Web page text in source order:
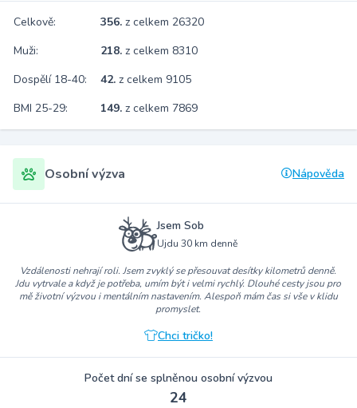
Celkově: 356. z celkem 26320
Muži:
218. z celkem 8310
Dospělí 18-40:
42. z celkem 9105
BMI 25-29:
149. z celkem 7869
Osobní výzva Nápověda
Jsem Sob
Ujdu 30 km denně
Vzdálenosti nehrají roli. Jsem zvyklý se přesouvat desítky kilometrů denně.
Jdu vytrvale a když je potřeba, umím být i velmi rychlý. Dlouhé cesty jsou pro
mě životní výzvou i mentálním nastavením. Alespoň mám čas si vše v klidu
promyslet.
Chci tričko!
Počet dní se splněnou osobní výzvou
24